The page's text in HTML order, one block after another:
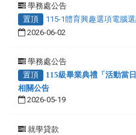
學務處公告
置頂
115-1體育興趣選項電腦
2026-06-02
學務處公告
置頂
115級畢業典禮「活動當
相關公告
2026-05-19
就學貸款